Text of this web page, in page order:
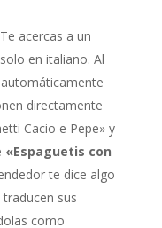
Te acercas a un
en italiano. Al
directamente
Cacio e Pepe» y
«Espaguetis con
te dice algo
sus
como